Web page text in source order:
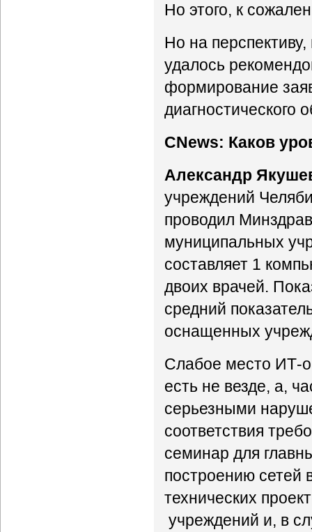
Но этого, к
Но на
удалось
формирование
CNews: Каков
Александр
учреждений
проводил
муниципальных
составляет 1
двоих врачей.
средний
оснащенных
Слабое место ИТ-
есть не везде, а,
серьезными
соответствия
семинар для
построению сетей
технических
учреждений и, в